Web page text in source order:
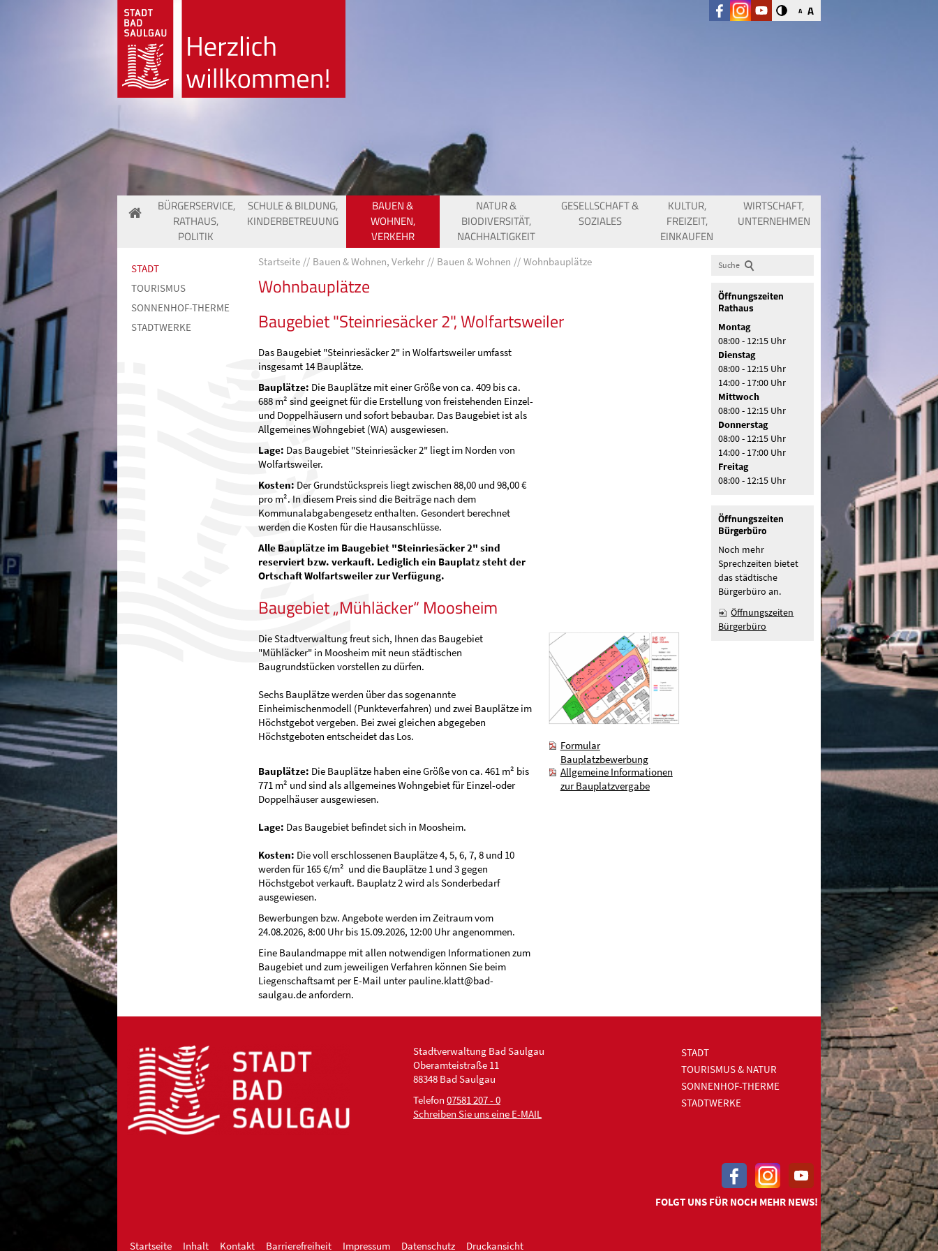
A A
BÜRGERSERVICE,
RATHAUS,
POLITIK
SCHULE & BILDUNG,
KINDERBETREUUNG
BAUEN &
WOHNEN,
VERKEHR
NATUR &
BIODIVERSITÄT,
NACHHALTIGKEIT
GESELLSCHAFT &
SOZIALES
KULTUR,
FREIZEIT,
EINKAUFEN
WIRTSCHAFT,
UNTERNEHMEN
STADT
TOURISMUS
SONNENHOF-THERME
STADTWERKE
Startseite Bauen & Wohnen, Verkehr Bauen & Wohnen Wohnbauplätze
Wohnbauplätze
Baugebiet "Steinriesäcker 2", Wolfartsweiler
Das Baugebiet "Steinriesäcker 2" in Wolfartsweiler umfasst
insgesamt 14 Bauplätze.
Bauplätze: Die Bauplätze mit einer Größe von ca. 409 bis ca.
688 m² sind geeignet für die Erstellung von freistehenden Einzel-
und Doppelhäusern und sofort bebaubar. Das Baugebiet ist als
Allgemeines Wohngebiet (WA) ausgewiesen.
Lage: Das Baugebiet "Steinriesäcker 2" liegt im Norden von
Wolfartsweiler.
Kosten: Der Grundstückspreis liegt zwischen 88,00 und 98,00 €
pro m². In diesem Preis sind die Beiträge nach dem
Kommunalabgabengesetz enthalten. Gesondert berechnet
werden die Kosten für die Hausanschlüsse.
Alle Bauplätze im Baugebiet "Steinriesäcker 2" sind
reserviert bzw. verkauft. Lediglich ein Bauplatz steht der
Ortschaft Wolfartsweiler zur Verfügung.
Baugebiet „Mühläcker“ Moosheim
Die Stadtverwaltung freut sich, Ihnen das Baugebiet
"Mühläcker" in Moosheim mit neun städtischen
Baugrundstücken vorstellen zu dürfen.
Sechs Bauplätze werden über das sogenannte
Einheimischenmodell (Punkteverfahren) und zwei Bauplätze im
Höchstgebot vergeben. Bei zwei gleichen abgegeben
Höchstgeboten entscheidet das Los.
Bauplätze: Die Bauplätze haben eine Größe von ca. 461 m² bis
771 m² und sind als allgemeines Wohngebiet für Einzel-oder
Doppelhäuser ausgewiesen.
Lage: Das Baugebiet befindet sich in Moosheim.
Kosten: Die voll erschlossenen Bauplätze 4, 5, 6, 7, 8 und 10
werden für 165 €/m² und die Bauplätze 1 und 3 gegen
Höchstgebot verkauft. Bauplatz 2 wird als Sonderbedarf
ausgewiesen.
Bewerbungen bzw. Angebote werden im Zeitraum vom
24.08.2026, 8:00 Uhr bis 15.09.2026, 12:00 Uhr angenommen.
Eine Baulandmappe mit allen notwendigen Informationen zum
Baugebiet und zum jeweiligen Verfahren können Sie beim
Liegenschaftsamt per E-Mail unter pauline.klatt@bad-
saulgau.de anfordern.
Formular
Bauplatzbewerbung
Allgemeine Informationen
zur Bauplatzvergabe
Suche
Öffnungszeiten
Rathaus
Montag
08:00 - 12:15 Uhr
Dienstag
08:00 - 12:15 Uhr
14:00 - 17:00 Uhr
Mittwoch
08:00 - 12:15 Uhr
Donnerstag
08:00 - 12:15 Uhr
14:00 - 17:00 Uhr
Freitag
08:00 - 12:15 Uhr
Öffnungszeiten
Bürgerbüro
Noch mehr
Sprechzeiten bietet
das städtische
Bürgerbüro an.
Öffnungszeiten
Bürgerbüro
Stadtverwaltung Bad Saulgau
Oberamteistraße 11
88348 Bad Saulgau
Telefon 07581 207 - 0
Schreiben Sie uns eine E-MAIL
STADT
TOURISMUS & NATUR
SONNENHOF-THERME
STADTWERKE
FOLGT UNS FÜR NOCH MEHR NEWS!
Startseite Inhalt Kontakt Barrierefreiheit Impressum Datenschutz Druckansicht